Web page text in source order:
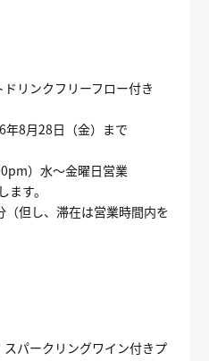
ドリンクフリーフロー付き
8月28日（金）まで
）水～金曜日営業
す。
但し、滞在は営業時間内を
スパークリングワイン付きプ